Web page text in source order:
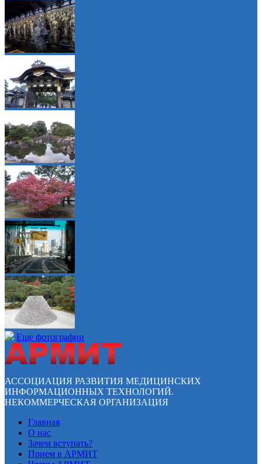
Еще фотографии
АССОЦИАЦИЯ РАЗВИТИЯ МЕДИЦИНСКИХ
ИНФОРМАЦИОННЫХ ТЕХНОЛОГИЙ.
НЕКОММЕРЧЕСКАЯ ОРГАНИЗАЦИЯ
Главная
О нас
Зачем вступать?
Прием в АРМИТ